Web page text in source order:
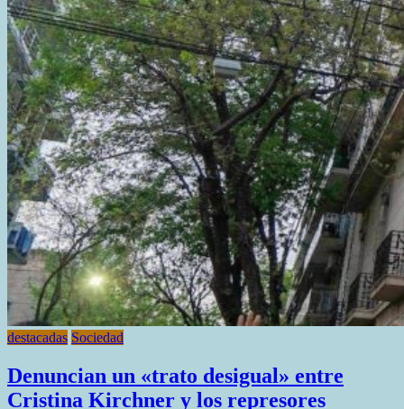
destacadas Sociedad
Denuncian un «trato desigual» entre
Cristina Kirchner y los represores